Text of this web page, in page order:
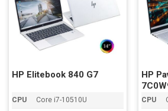
HP Elitebook 840 G7
CPU
Core i7-10510U
HP
CPU